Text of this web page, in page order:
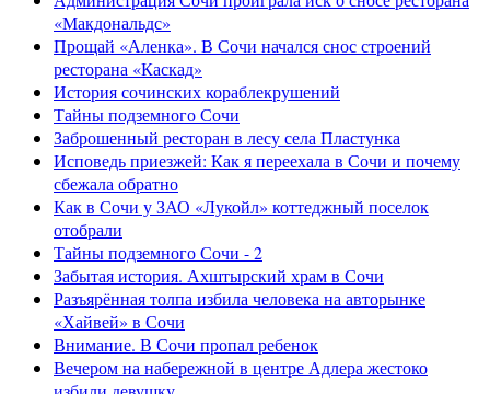
«Макдональдс»
Прощай «Аленка». В Сочи начался снос строений
ресторана «Каскад»
История сочинских кораблекрушений
Тайны подземного Сочи
Заброшенный ресторан в лесу села Пластунка
Исповедь приезжей: Как я переехала в Сочи и почему
сбежала обратно
Как в Сочи у ЗАО «Лукойл» коттеджный поселок
отобрали
Тайны подземного Сочи - 2
Забытая история. Ахштырский храм в Сочи
Разъярённая толпа избила человека на авторынке
«Хайвей» в Сочи
Внимание. В Сочи пропал ребенок
Вечером на набережной в центре Адлера жестоко